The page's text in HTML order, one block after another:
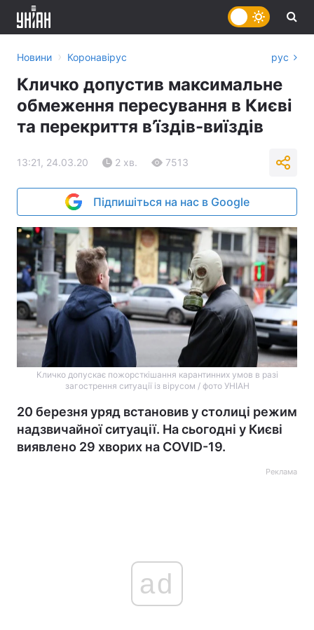
Новини › Коронавірус рус
Кличко допустив максимальне
обмеження пересування в Києві
та перекриття в’їздів-виїздів
13:21, 24.03.20 2 хв. 7513
Підпишіться на нас в Google
Кличко допускає пожорсткішання карантинних умов в разі
загострення ситуації із вірусом / фото УНІАН
20 березня уряд встановив у столиці режим
надзвичайної ситуації. На сьогодні у Києві
виявлено 29 хворих на COVID-19.
Реклама
ad